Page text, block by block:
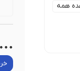
همه